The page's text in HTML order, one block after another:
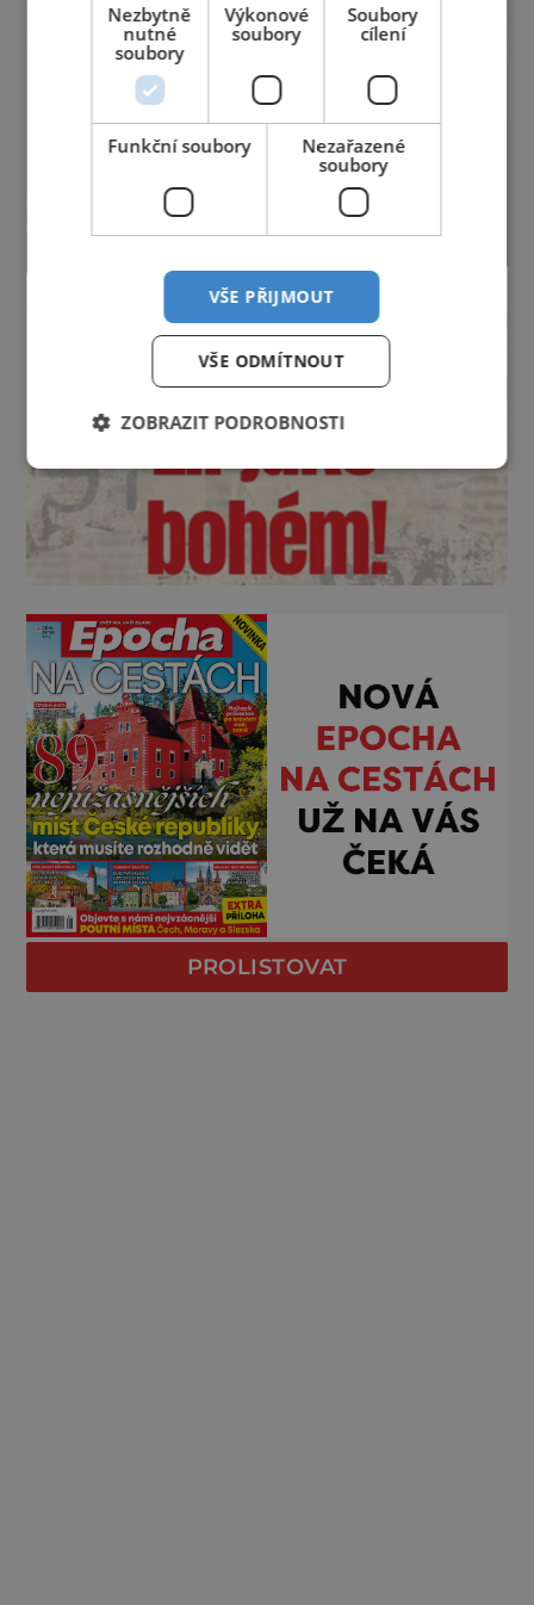
PROLISTOVAT
Nezbytně
nutné
soubory
Výkonové
soubory
Soubory
cílení
Funkční soubory
Nezařazené
soubory
VŠE PŘIJMOUT
VŠE ODMÍTNOUT
ZOBRAZIT PODROBNOSTI